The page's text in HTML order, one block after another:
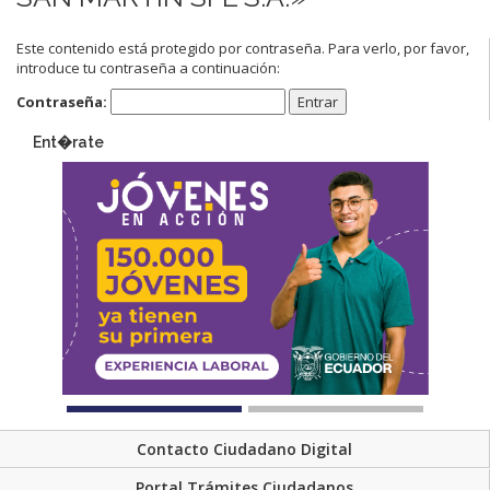
Este contenido está protegido por contraseña. Para verlo, por favor,
introduce tu contraseña a continuación:
Contraseña:
Ent�rate
Contacto Ciudadano Digital